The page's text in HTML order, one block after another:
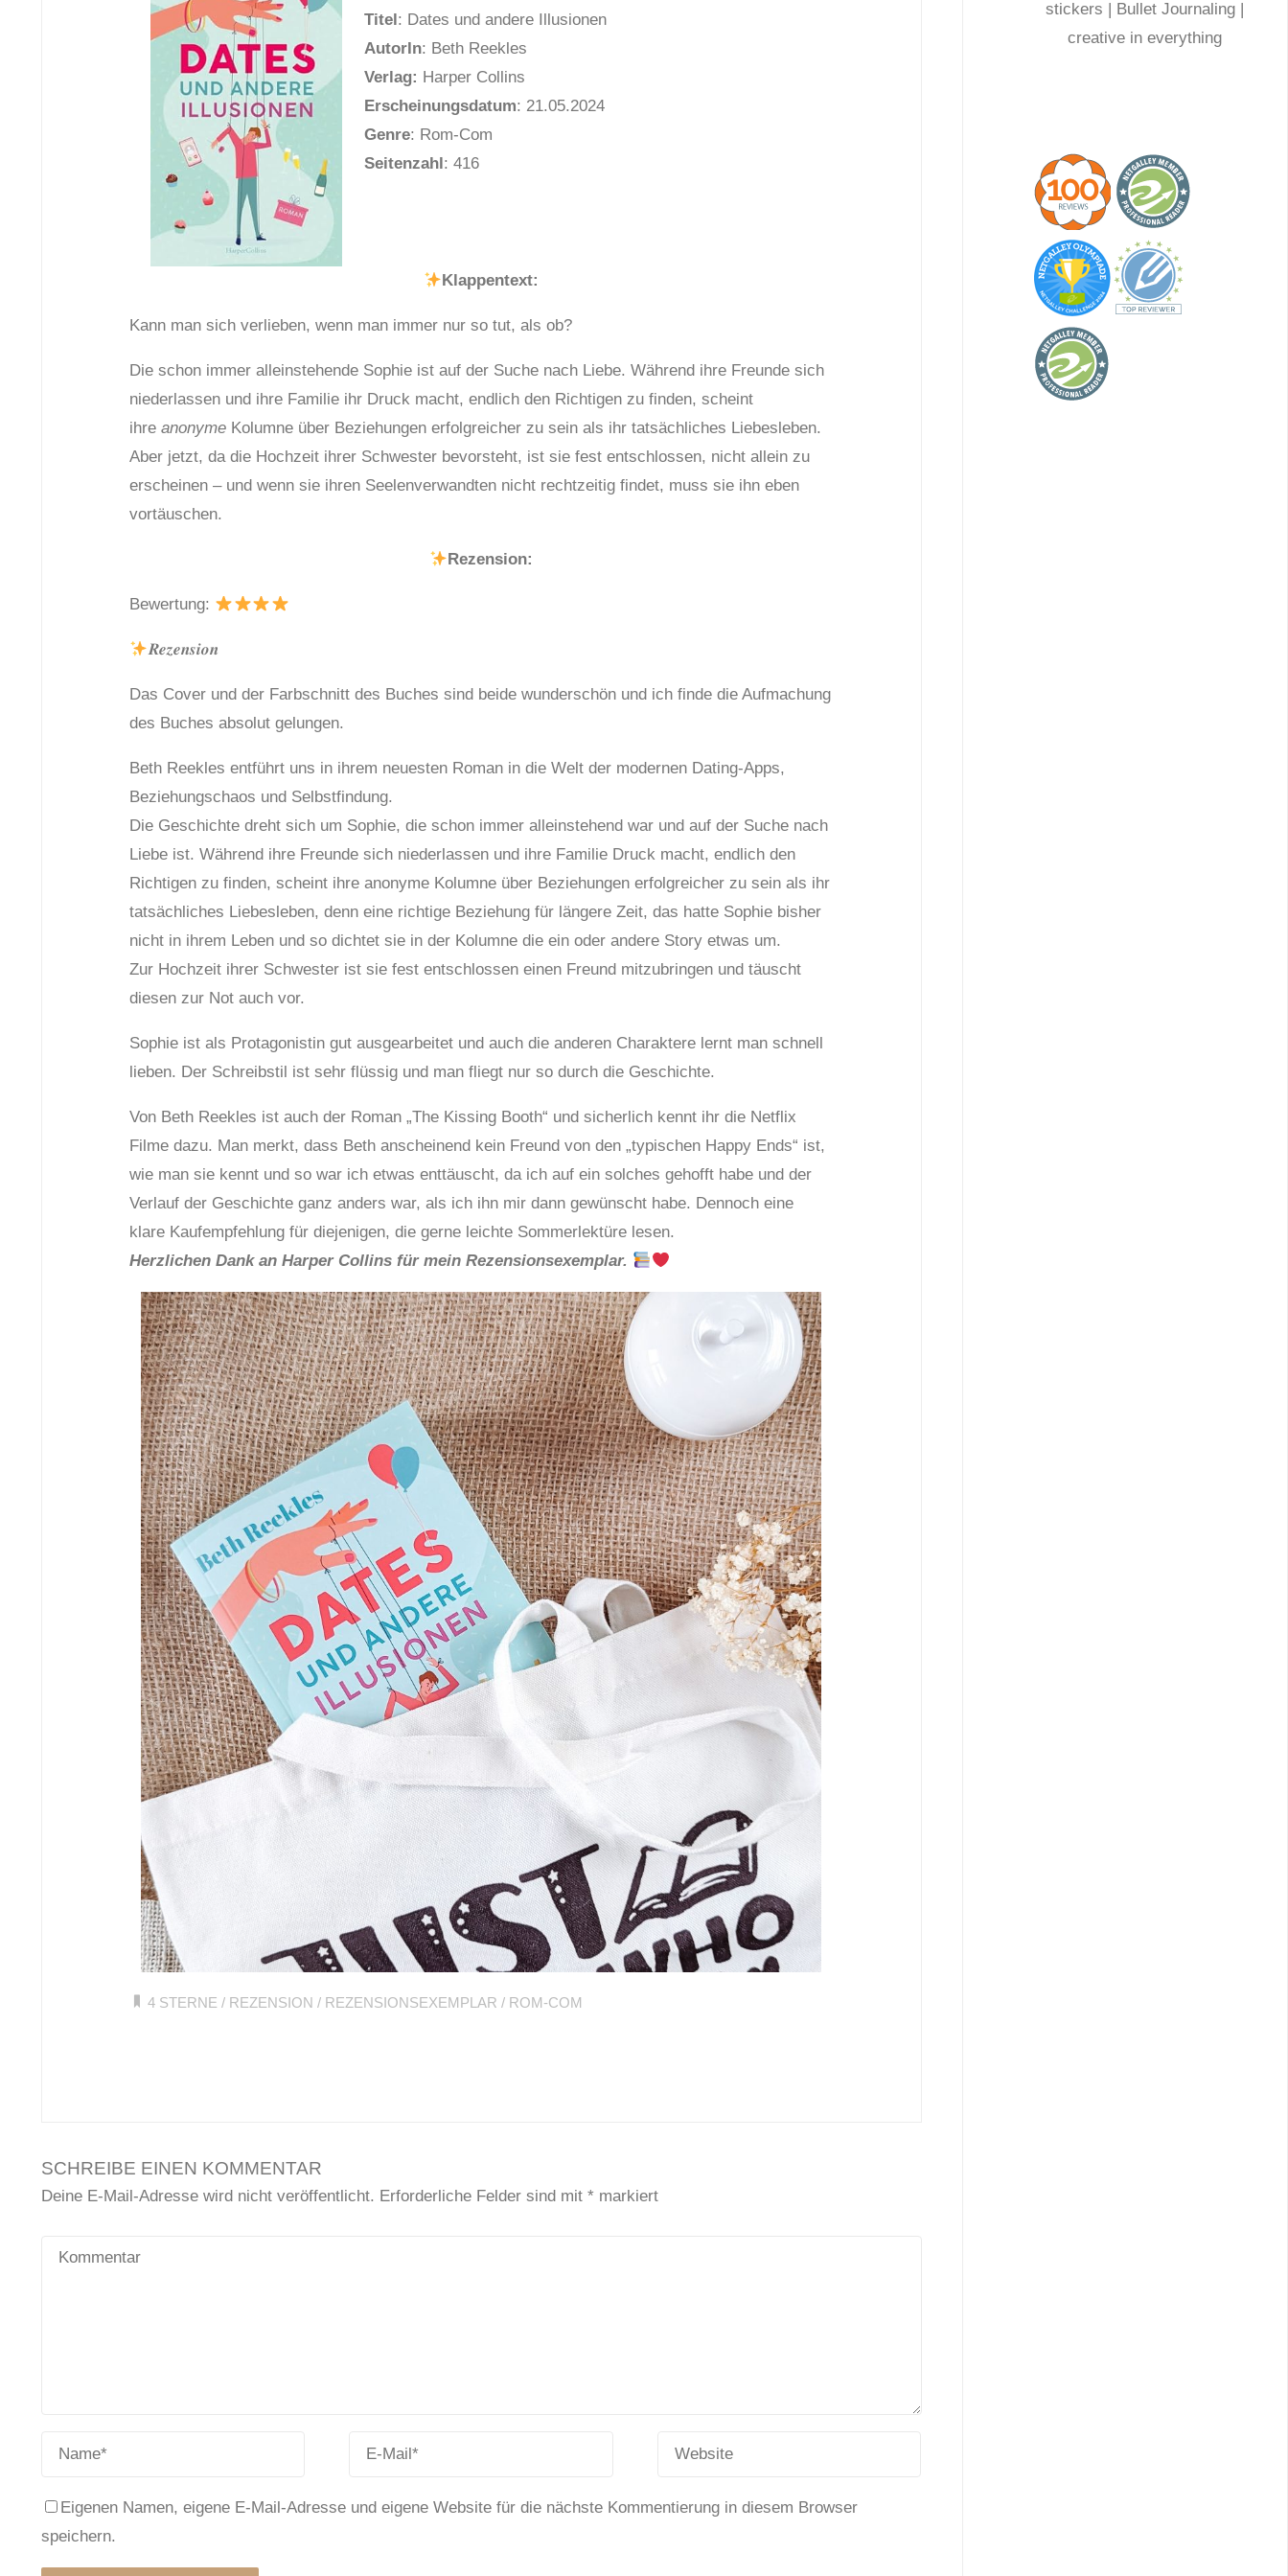
Titel : Dates und andere Illusionen
AutorIn: Beth Reekles
Verlag: Harper Collins
Erscheinungsdatum: 21.05.2024
Genre: Rom-Com
Seitenzahl : 416
Klappentext:
Kann man sich verlieben, wenn man immer nur so tut, als ob?
Die schon immer alleinstehende Sophie ist auf der Suche nach Liebe. Während ihre Freunde sich
niederlassen und ihre Familie ihr Druck macht, endlich den Richtigen zu finden, scheint
ihreanonyme Kolumne über Beziehungen erfolgreicher zu sein als ihr tatsächliches Liebesleben.
Aber jetzt, da die Hochzeit ihrer Schwester bevorsteht, ist sie fest entschlossen, nicht allein zu
erscheinen – und wenn sie ihren Seelenverwandten nicht rechtzeitig findet, muss sie ihn eben
vortäuschen.
Rezension:
Bewertung:
𝑹𝒆𝒛𝒆𝒏𝒔𝒊𝒐𝒏
Das Cover und der Farbschnitt des Buches sind beide wunderschön und ich finde die Aufmachung
des Buches absolut gelungen.
Beth Reekles entführt uns in ihrem neuesten Roman in die Welt der modernen Dating-Apps,
Beziehungschaos und Selbstfindung.
Die Geschichte dreht sich um Sophie, die schon immer alleinstehend war und auf der Suche nach
Liebe ist. Während ihre Freunde sich niederlassen und ihre Familie Druck macht, endlich den
Richtigen zu finden, scheint ihre anonyme Kolumne über Beziehungen erfolgreicher zu sein als ihr
tatsächliches Liebesleben, denn eine richtige Beziehung für längere Zeit, das hatte Sophie bisher
nicht in ihrem Leben und so dichtet sie in der Kolumne die ein oder andere Story etwas um.
Zur Hochzeit ihrer Schwester ist sie fest entschlossen einen Freund mitzubringen und täuscht
diesen zur Not auch vor.
Sophie ist als Protagonistin gut ausgearbeitet und auch die anderen Charaktere lernt man schnell
lieben. Der Schreibstil ist sehr flüssig und man fliegt nur so durch die Geschichte.
Von Beth Reekles ist auch der Roman „The Kissing Booth“ und sicherlich kennt ihr die Netflix
Filme dazu. Man merkt, dass Beth anscheinend kein Freund von den „typischen Happy Ends“ ist,
wie man sie kennt und so war ich etwas enttäuscht, da ich auf ein solches gehofft habe und der
Verlauf der Geschichte ganz anders war, als ich ihn mir dann gewünscht habe. Dennoch eine
klare Kaufempfehlung für diejenigen, die gerne leichte Sommerlektüre lesen.
Herzlichen Dank an Harper Collins für mein Rezensionsexemplar.
4 STERNE / REZENSION / REZENSIONSEXEMPLAR / ROM-COM
SCHREIBE EINEN KOMMENTAR
Deine E-Mail-Adresse wird nicht veröffentlicht. Erforderliche Felder sind mit *markiert
Eigenen Namen, eigene E-Mail-Adresse und eigene Website für die nächste Kommentierung in diesem Browser
speichern.
stickers | Bullet Journaling |
creative in everything